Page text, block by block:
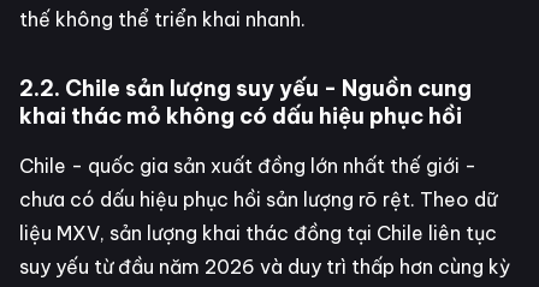
thế không thể triển khai nhanh.
2.2. Chile sản lượng suy yếu - Nguồn cung
khai thác mỏ không có dấu hiệu phục hồi
Chile - quốc gia sản xuất đồng lớn nhất thế giới -
chưa có dấu hiệu phục hồi sản lượng rõ rệt. Theo dữ
liệu MXV, sản lượng khai thác đồng tại Chile liên tục
suy yếu từ đầu năm 2026 và duy trì thấp hơn cùng kỳ